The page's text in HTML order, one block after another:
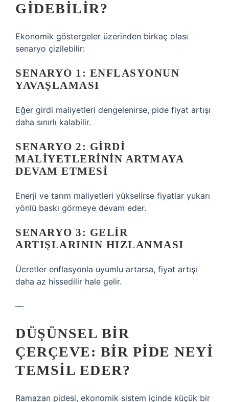
GIDEBILIR?
Ekonomik göstergeler üzerinden birkaç olası
senaryo çizilebilir:
SENARYO 1: ENFLASYONUN
YAVAŞLAMASI
Eğer girdi maliyetleri dengelenirse, pide fiyat artışı
daha sınırlı kalabilir.
SENARYO 2: GIRDI
MALIYETLERININ ARTMAYA
DEVAM ETMESI
Enerji ve tarım maliyetleri yükselirse fiyatlar yukarı
yönlü baskı görmeye devam eder.
SENARYO 3: GELIR
ARTIŞLARININ HIZLANMASI
Ücretler enflasyonla uyumlu artarsa, fiyat artışı
daha az hissedilir hale gelir.
—
DÜŞÜNSEL BIR
ÇERÇEVE: BIR PIDE NEYI
TEMSIL EDER?
Ramazan pidesi, ekonomik sistem içinde küçük bir